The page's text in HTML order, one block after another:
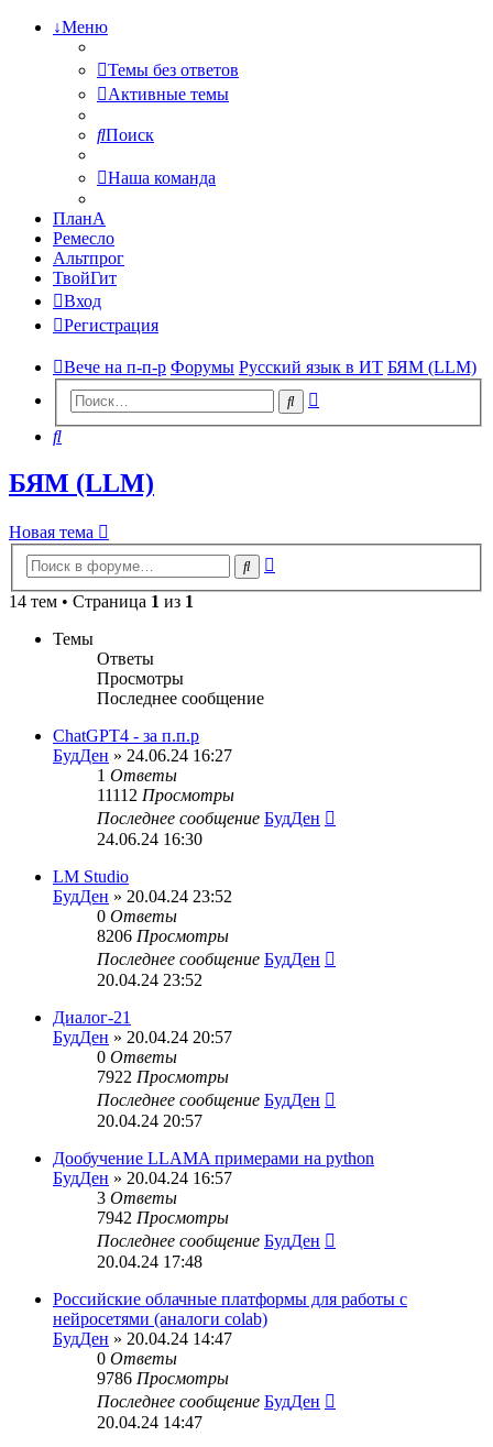
↓Меню
Темы без ответов
Активные темы
Поиск
Наша команда
ПланА
Ремесло
Альтпрог
ТвойГит
Вход
Регистрация
Вече на п-п-р Форумы Русский язык в ИТ БЯМ (LLM)
Поиск
Поиск
БЯМ (LLM)
Новая тема
Поиск
14 тем • Страница 1 из 1
Темы
Ответы
Просмотры
Последнее сообщение
ChatGPT4 - за п.п.р
БудДен » 24.06.24 16:27
1 Ответы
11112 Просмотры
Последнее сообщение БудДен
24.06.24 16:30
LM Studio
БудДен » 20.04.24 23:52
0 Ответы
8206 Просмотры
Последнее сообщение БудДен
20.04.24 23:52
Диалог-21
БудДен » 20.04.24 20:57
0 Ответы
7922 Просмотры
Последнее сообщение БудДен
20.04.24 20:57
Дообучение LLAMA примерами на python
БудДен » 20.04.24 16:57
3 Ответы
7942 Просмотры
Последнее сообщение БудДен
20.04.24 17:48
Российские облачные платформы для работы с
нейросетями (аналоги colab)
БудДен » 20.04.24 14:47
0 Ответы
9786 Просмотры
Последнее сообщение БудДен
20.04.24 14:47